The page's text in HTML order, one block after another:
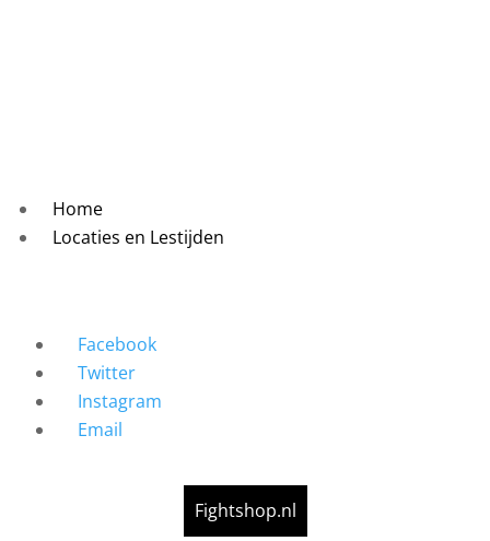
Home
Locaties en Lestijden
Facebook
Twitter
Instagram
Email
Fightshop.nl